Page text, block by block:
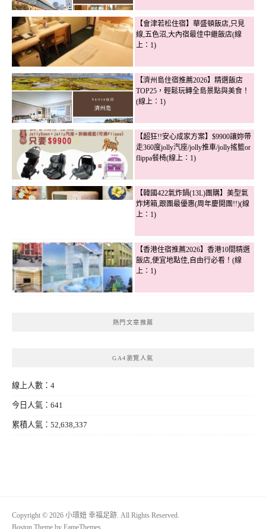
【會津若松住宿】華盛頓飯店,只見
線,五色沼,大內宿最佳中繼飯店(線
上：1)
【濟州島住宿推薦2026】精選飯店
TOP25，輕鬆玩轉全島景點與美食！
(線上：1)
【超狂!!安心成家方案】$9900讓妳帶
走360度jolly汽座/jolly推車/jolly搖籃or
flippa餐椅(線上：1)
【韓國422氣炸鍋(13L)團購】美型氣
炸烤箱,跟團最優惠(周年慶開團!!)(線
上：1)
【香港住宿推薦2026】香港10間精選
飯店,便宜地點佳,自由行必看！(線
上：1)
熱門文章推薦
GA4瀏覽人氣
線上人數：4
今日人氣：641
累積人氣：52,638,337
Copyright © 2026 小環妞 幸福足跡. All Rights Reserved.
Boston Theme by FameThemes